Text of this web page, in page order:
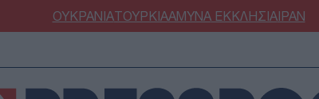
ΟΥΚΡΑΝΙΑΤΟΥΡΚΙΑΑΜΥΝΑΕΚΚΛΗΣΙΑΙΡΑΝ